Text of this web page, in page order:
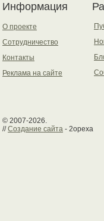
Информация
О проекте
Сотрудничество
Контакты
Реклама на сайте
© 2007-2026.
//Создание сайта - 2opexa